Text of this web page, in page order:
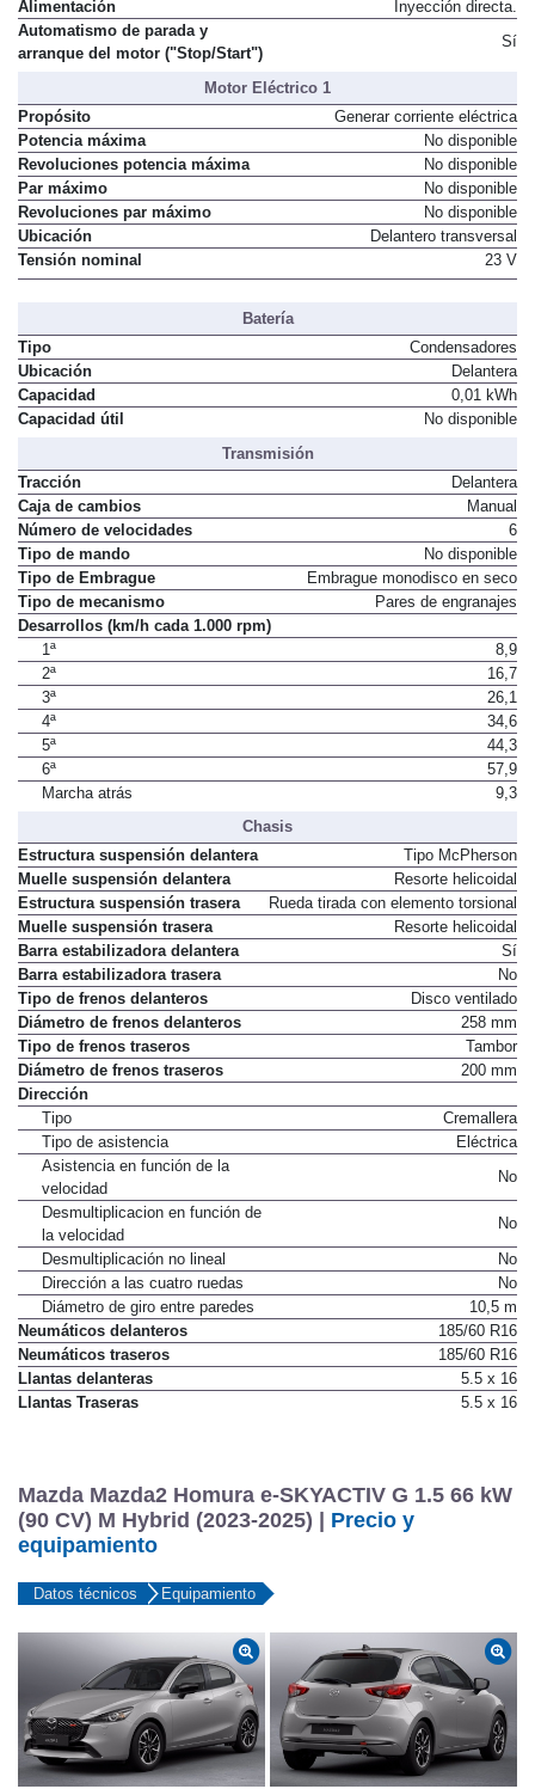
Alimentación
Inyección directa.
Automatismo de parada y
arranque del motor ("Stop/Start")
Sí
Motor Eléctrico 1
Propósito
Generar corriente eléctrica
Potencia máxima
No disponible
Revoluciones potencia máxima
No disponible
Par máximo
No disponible
Revoluciones par máximo
No disponible
Ubicación
Delantero transversal
Tensión nominal
23 V
Batería
Tipo
Condensadores
Ubicación
Delantera
Capacidad
0,01 kWh
Capacidad útil
No disponible
Transmisión
Tracción
Delantera
Caja de cambios
Manual
Número de velocidades
6
Tipo de mando
No disponible
Tipo de Embrague
Embrague monodisco en seco
Tipo de mecanismo
Pares de engranajes
Desarrollos (km/h cada 1.000 rpm)
1ª
8,9
2ª
16,7
3ª
26,1
4ª
34,6
5ª
44,3
6ª
57,9
Marcha atrás
9,3
Chasis
Estructura suspensión delantera
Tipo McPherson
Muelle suspensión delantera
Resorte helicoidal
Estructura suspensión trasera
Rueda tirada con elemento torsional
Muelle suspensión trasera
Resorte helicoidal
Barra estabilizadora delantera
Sí
Barra estabilizadora trasera
No
Tipo de frenos delanteros
Disco ventilado
Diámetro de frenos delanteros
258 mm
Tipo de frenos traseros
Tambor
Diámetro de frenos traseros
200 mm
Dirección
Tipo
Cremallera
Tipo de asistencia
Eléctrica
Asistencia en función de la
velocidad
No
Desmultiplicacion en función de
la velocidad
No
Desmultiplicación no lineal
No
Dirección a las cuatro ruedas
No
Diámetro de giro entre paredes
10,5 m
Neumáticos delanteros
185/60 R16
Neumáticos traseros
185/60 R16
Llantas delanteras
5.5 x 16
Llantas Traseras
5.5 x 16
Mazda Mazda2 Homura e-SKYACTIV G 1.5 66 kW
(90 CV) M Hybrid (2023-2025) | Precio y
equipamiento
Datos técnicos Equipamiento